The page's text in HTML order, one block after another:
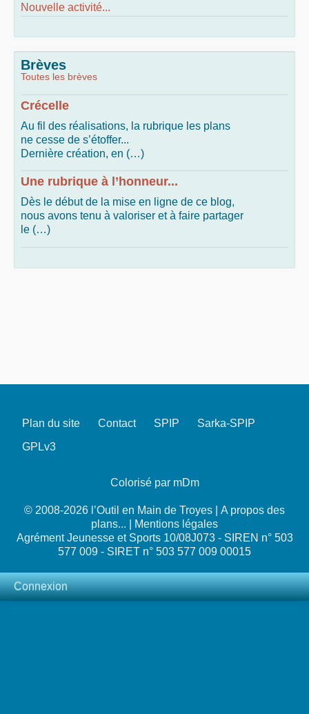
Nouvelle activité...
Brèves
Toutes les brèves
Crécelle
Au fil des réalisations, la rubrique les plans
ne cesse de s’étoffer...
Dernière création, en (…)
Une rubrique à l’honneur...
Dès le début de la mise en ligne de ce blog,
nous avons tenu à valoriser et à faire partager
le (…)
Plan du site Contact SPIP
Sarka-SPIP
GPLv3
Colorisé par mDm
© 2008-2026 l’Outil en Main de Troyes | A propos des
plans...
Mentions légales
Agrément Jeunesse et Sports 10/08J073 - SIREN n° 503
577 009 - SIRET n° 503 577 009 00015
Connexion